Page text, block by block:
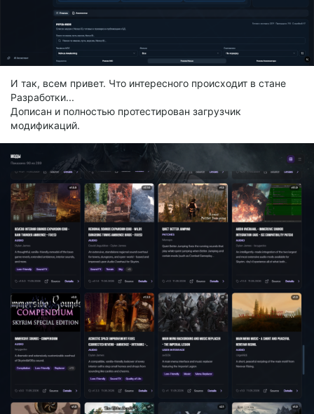
И так, всем привет. Что интересного происходит в стане
Разработки...
Дописан и полностью протестирован загрузчик
модификаций.